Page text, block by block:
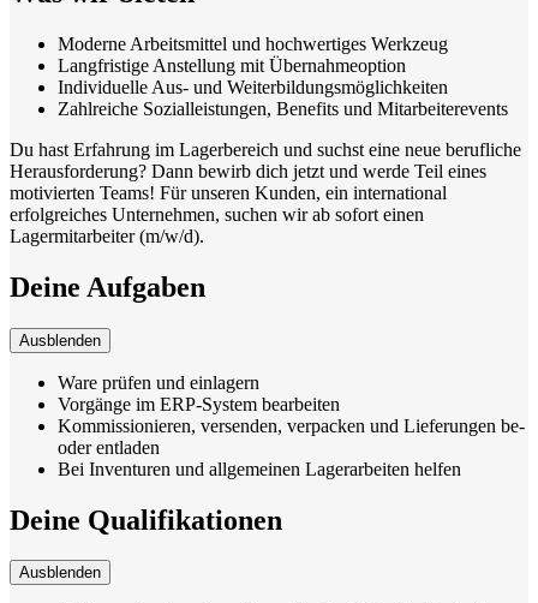
Moderne Arbeitsmittel und hochwertiges Werkzeug
Langfristige Anstellung mit Übernahmeoption
Individuelle Aus- und Weiterbildungsmöglichkeiten
Zahlreiche Sozialleistungen, Benefits und Mitarbeiterevents
Du hast Erfahrung im Lagerbereich und suchst eine neue berufliche
Herausforderung? Dann bewirb dich jetzt und werde Teil eines
motivierten Teams! Für unseren Kunden, ein international
erfolgreiches Unternehmen, suchen wir ab sofort einen
Lagermitarbeiter (m/w/d).
Deine Aufgaben
Ausblenden
Ware prüfen und einlagern
Vorgänge im ERP-System bearbeiten
Kommissionieren, versenden, verpacken und Lieferungen be-
oder entladen
Bei Inventuren und allgemeinen Lagerarbeiten helfen
Deine Qualifikationen
Ausblenden